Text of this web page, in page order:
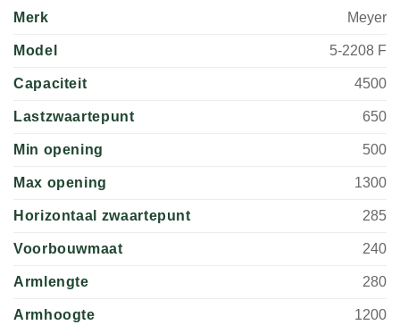
Merk Meyer
Model 5-2208 F
Capaciteit 4500
Lastzwaartepunt 650
Min opening 500
Max opening 1300
Horizontaal zwaartepunt 285
Voorbouwmaat 240
Armlengte 280
Armhoogte 1200